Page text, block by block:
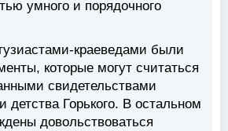
умного и порядочного
краеведами были
которые могут считаться
свидетельствами
детства Горького. В остальном
довольствоваться